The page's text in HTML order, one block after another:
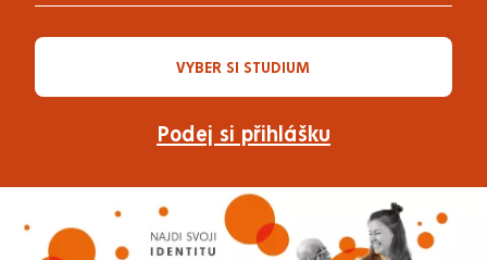
VYBER SI STUDIUM
Podej si přihlášku